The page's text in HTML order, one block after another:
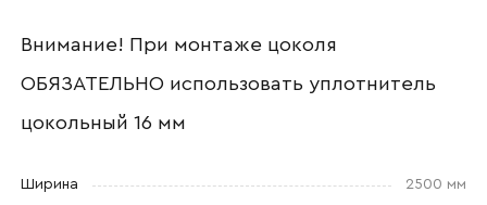
Внимание! При монтаже цоколя
ОБЯЗАТЕЛЬНО использовать уплотнитель
цокольный 16 мм
Ширина 2500 мм
и обработкой данных.